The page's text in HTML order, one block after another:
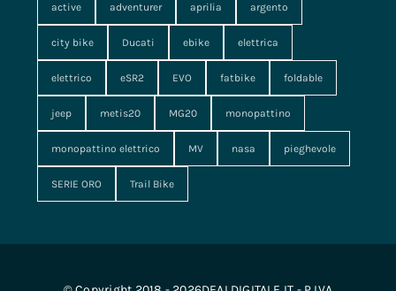
active adventurer aprilia argento
city bike Ducati ebike elettrica
elettrico eSR2 EVO fatbike foldable
jeep metis20 MG20 monopattino
monopattino elettrico MV nasa pieghevole
SERIE ORO Trail Bike